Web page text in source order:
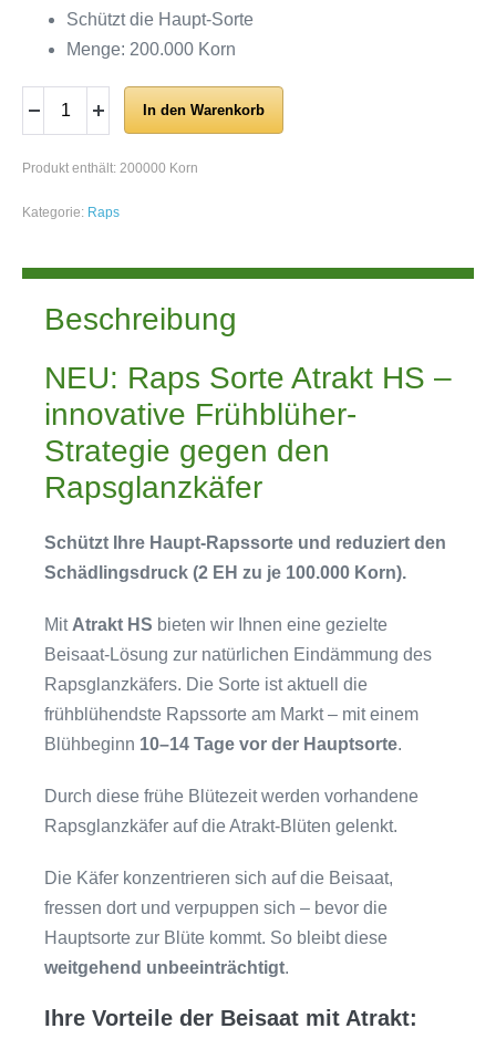
Schützt die Haupt-Sorte
Menge: 200.000 Korn
In den Warenkorb
Produkt enthält: 200000 Korn
Kategorie: Raps
Beschreibung
NEU: Raps Sorte Atrakt HS –
innovative Frühblüher-
Strategie gegen den
Rapsglanzkäfer
Schützt Ihre Haupt-Rapssorte und reduziert den
Schädlingsdruck (2 EH zu je 100.000 Korn).
Mit Atrakt HS bieten wir Ihnen eine gezielte
Beisaat-Lösung zur natürlichen Eindämmung des
Rapsglanzkäfers. Die Sorte ist aktuell die
frühblühendste Rapssorte am Markt – mit einem
Blühbeginn 10–14 Tage vor der Hauptsorte.
Durch diese frühe Blütezeit werden vorhandene
Rapsglanzkäfer auf die Atrakt-Blüten gelenkt.
Die Käfer konzentrieren sich auf die Beisaat,
fressen dort und verpuppen sich – bevor die
Hauptsorte zur Blüte kommt. So bleibt diese
weitgehend unbeeinträchtigt.
Ihre Vorteile der Beisaat mit Atrakt: